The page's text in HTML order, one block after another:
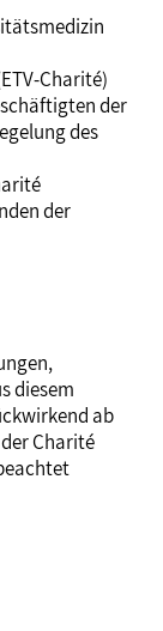
Charité)
der
des
der
diesem
ab
Charité